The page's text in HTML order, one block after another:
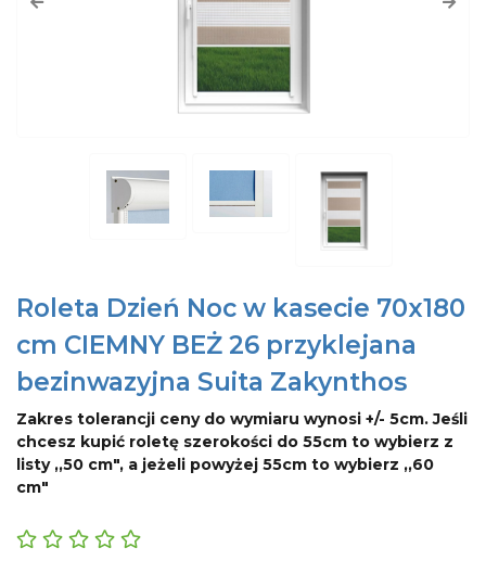
Roleta Dzień Noc w kasecie 70x180
cm CIEMNY BEŻ 26 przyklejana
bezinwazyjna Suita Zakynthos
Zakres tolerancji ceny do wymiaru wynosi +/- 5cm. Jeśli
chcesz kupić roletę szerokości do 55cm to wybierz z
listy ,,50 cm", a jeżeli powyżej 55cm to wybierz ,,60
cm"